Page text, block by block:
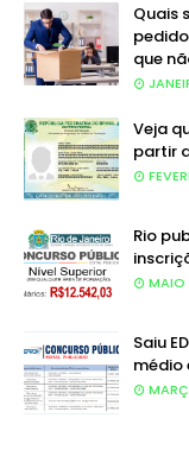
Quais
que
Veja
partir
Rio
MAIO
Saiu
médio